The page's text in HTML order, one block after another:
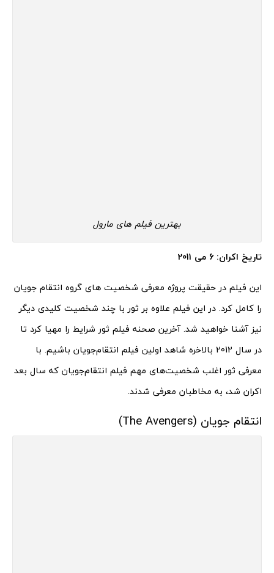
بهترین فیلم های مارول
تاریخ اکران: 6 می 2011
این فیلم در حقیقت پروژه معرفی شخصیت های گروه انتقام جویان
را کامل کرد. در این فیلم علاوه بر ثور با چند شخصیت کلیدی دیگر
نیز آشنا خواهید شد. آخرین صحنه فیلم ثور شرایط را مهیا کرد تا
در سال 2012 بالاخره شاهد اولین فیلم انتقام‌جویان باشیم. با
معرفی ثور اغلب شخصیت‌های مهم فیلم انتقام‌جویان که سال بعد
اکران شد، به مخاطبان معرفی شدند.
انتقام جویان (The Avengers)